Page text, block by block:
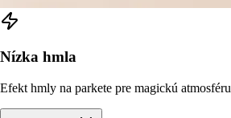
Nízka hmla
Efekt hmly na parkete pre magickú atmosféru